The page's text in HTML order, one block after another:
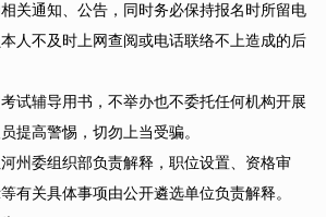
关通知、公告，同时务必保持报名时所留电
人不及时上网查阅或电话联络不上造成的后
考试辅导用书，不举办也不委托任何机构开展
提高警惕，切勿上当受骗。
河州委组织部负责解释，职位设置、资格审
有关具体事项由公开遴选单位负责解释。